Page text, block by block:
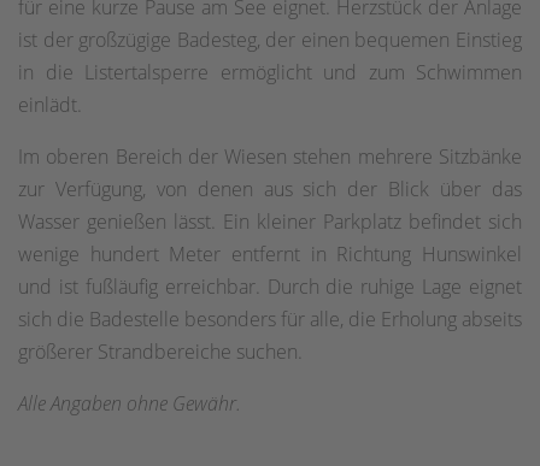
für eine kurze Pause am See eignet. Herzstück der Anlage
ist der großzügige Badesteg, der einen bequemen Einstieg
in die Listertalsperre ermöglicht und zum Schwimmen
einlädt.
Im oberen Bereich der Wiesen stehen mehrere Sitzbänke
zur Verfügung, von denen aus sich der Blick über das
Wasser genießen lässt. Ein kleiner Parkplatz befindet sich
wenige hundert Meter entfernt in Richtung Hunswinkel
und ist fußläufig erreichbar. Durch die ruhige Lage eignet
sich die Badestelle besonders für alle, die Erholung abseits
größerer Strandbereiche suchen.
Alle Angaben ohne Gewähr.